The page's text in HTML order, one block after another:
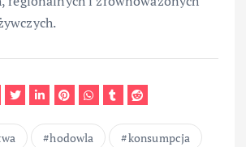
hodowla
konsumpcja